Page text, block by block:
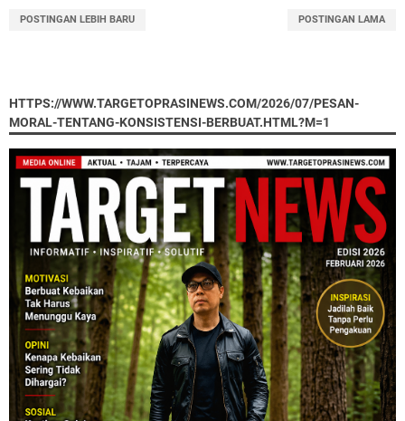
POSTINGAN LEBIH BARU POSTINGAN LAMA
HTTPS://WWW.TARGETOPRASINEWS.COM/2026/07/PESAN-
MORAL-TENTANG-KONSISTENSI-BERBUAT.HTML?M=1